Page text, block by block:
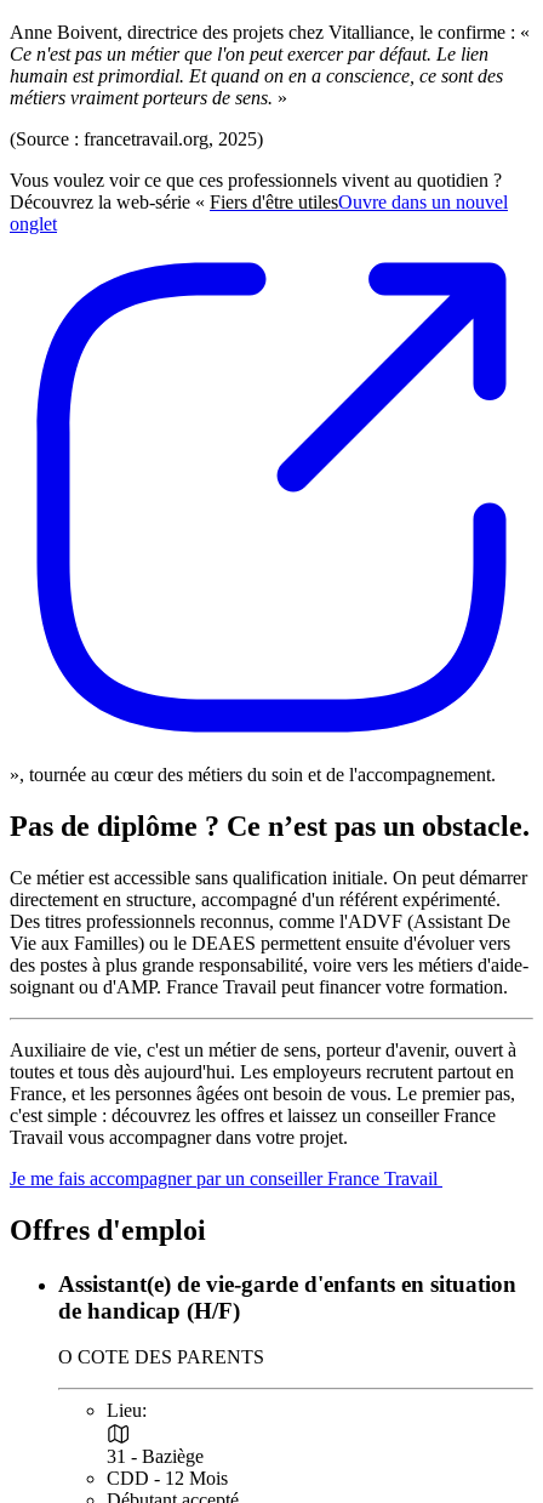
Anne Boivent, directrice des projets chez Vitalliance, le confirme : «
Ce n'est pas un métier que l'on peut exercer par défaut. Le lien
humain est primordial. Et quand on en a conscience, ce sont des
métiers vraiment porteurs de sens. »
(Source : francetravail.org, 2025)
Vous voulez voir ce que ces professionnels vivent au quotidien ?
Découvrez la web-série « Fiers d'être utilesOuvre dans un nouvel
onglet
», tournée au cœur des métiers du soin et de l'accompagnement.
Pas de diplôme ? Ce n’est pas un obstacle.
Ce métier est accessible sans qualification initiale. On peut démarrer
directement en structure, accompagné d'un référent expérimenté.
Des titres professionnels reconnus, comme l'ADVF (Assistant De
Vie aux Familles) ou le DEAES permettent ensuite d'évoluer vers
des postes à plus grande responsabilité, voire vers les métiers d'aide-
soignant ou d'AMP. France Travail peut financer votre formation.
Auxiliaire de vie, c'est un métier de sens, porteur d'avenir, ouvert à
toutes et tous dès aujourd'hui. Les employeurs recrutent partout en
France, et les personnes âgées ont besoin de vous. Le premier pas,
c'est simple : découvrez les offres et laissez un conseiller France
Travail vous accompagner dans votre projet.
Je me fais accompagner par un conseiller France Travail
Offres d'emploi
Assistant(e) de vie-garde d'enfants en situation
de handicap (H/F)
O COTE DES PARENTS
Lieu:
31 - Baziège
CDD - 12 Mois